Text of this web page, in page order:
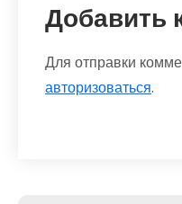
Добавить
Для отправки
авторизоваться.